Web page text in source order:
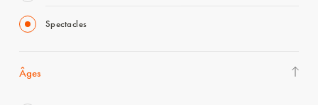
Spectacles
Âges